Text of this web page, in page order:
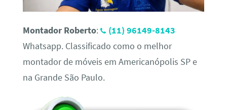
Montador Roberto:
(11) 96149-8143
Whatsapp. Classificado como o melhor
montador de móveis em Americanópolis SP e
na Grande São Paulo.